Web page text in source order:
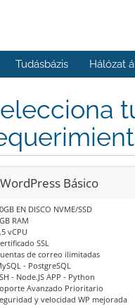
Tudásbázis Hálózat
WordPress Básico
EN DISCO NVME/SSD
RAM
vCPU
SSL
de correo ilimitadas
- PostgreSQL
- Node.JS APP - Python
Avanzado Prioritario
y velocidad WP mejorada